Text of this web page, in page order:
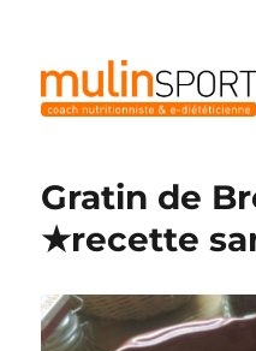
Gratin de
★recette